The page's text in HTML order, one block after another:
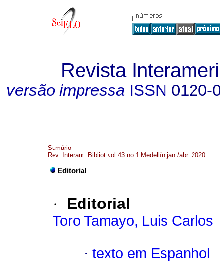
Revista
versão impressa ISSN 0120-
Sumário
Rev. Interam. Bibliot vol.43 no.1 Medellín jan./abr. 2020
Editorial
· Editorial
Toro Tamayo, Luis Carlos
· texto em Espanhol